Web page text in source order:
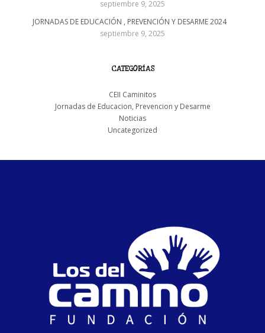
septiembre 9, 2025
JORNADAS DE EDUCACIÓN , PREVENCIÓN Y DESARME 2024
septiembre 9, 2025
CATEGORÍAS
CEII Caminitos
Jornadas de Educacion, Prevencion y Desarme
Noticias
Uncategorized